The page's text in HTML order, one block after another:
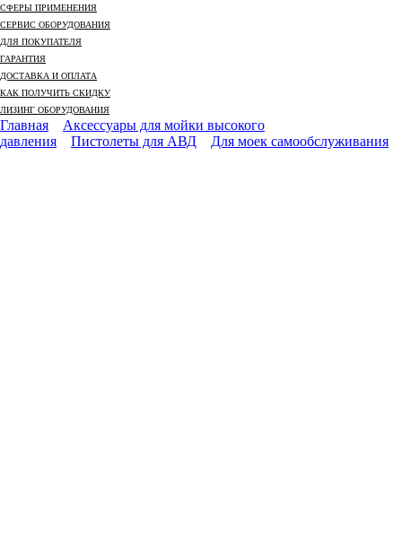
СФЕРЫ ПРИМЕНЕНИЯ
СЕРВИС ОБОРУДОВАНИЯ
ДЛЯ ПОКУПАТЕЛЯ
ГАРАНТИЯ
ДОСТАВКА И ОПЛАТА
КАК ПОЛУЧИТЬ СКИДКУ
ЛИЗИНГ ОБОРУДОВАНИЯ
Главная
Аксессуары для мойки высокого
давления
Пистолеты для АВД Для моек самообслуживания